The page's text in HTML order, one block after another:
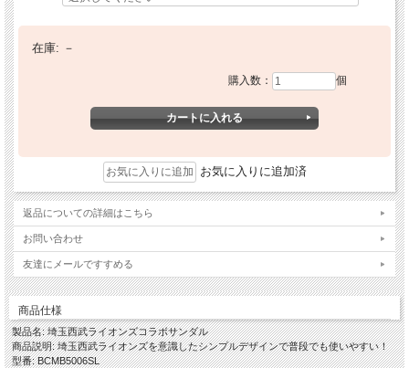
在庫: －
購入数： 個
お気に入りに追加済
返品についての詳細はこちら
お問い合わせ
友達にメールですすめる
商品仕様
製品名: 埼玉西武ライオンズコラボサンダル
商品説明: 埼玉西武ライオンズを意識したシンプルデザインで普段でも使いやすい！
型番: BCMB5006SL